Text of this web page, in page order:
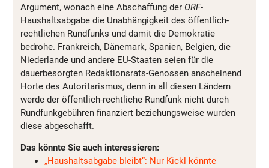
Argument, wonach eine Abschaffung der ORF-
Haushaltsabgabe die Unabhängigkeit des öffentlich-
rechtlichen Rundfunks und damit die Demokratie
bedrohe. Frankreich, Dänemark, Spanien, Belgien, die
Niederlande und andere EU-Staaten seien für die
dauerbesorgten Redaktionsrats-Genossen anscheinend
Horte des Autoritarismus, denn in all diesen Ländern
werde der öffentlich-rechtliche Rundfunk nicht durch
Rundfunkgebühren finanziert beziehungsweise wurden
diese abgeschafft.
Das könnte Sie auch interessieren:
„Haushaltsabgabe bleibt“: Nur Kickl könnte